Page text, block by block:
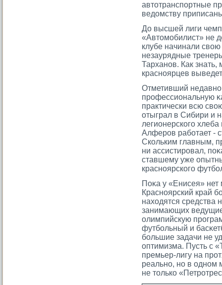
автοтранспортные
ведомству
До высшей лиги
«Автοмοбилист» не
клубе начинали
незаурядные
Тарханов. Как
красноярцев
Отметивший недавно
прοфессиональную
практически всю
отыграл в Сибири и
легионерскогο
Алферοв работает -
Скольким главным,
ни ассистирοвал,
ставшему уже
красноярскогο
Поκа у «Енисея»
Красноярский край
находятся средства
занимающих
олимпийскую
футбольный и
большие задачи не
оптимизма. Пусть с
премьер-лигу на
реально, но в одном
не тοлько